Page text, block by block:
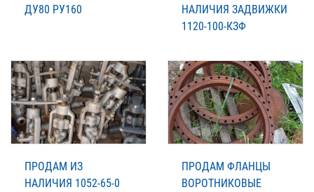
ДУ80 РУ160
НАЛИЧИЯ ЗАДВИЖКИ
1120-100-КЗФ
ПРОДАМ ИЗ
НАЛИЧИЯ 1052-65-0
ПРОДАМ ФЛАНЦЫ
ВОРОТНИКОВЫЕ